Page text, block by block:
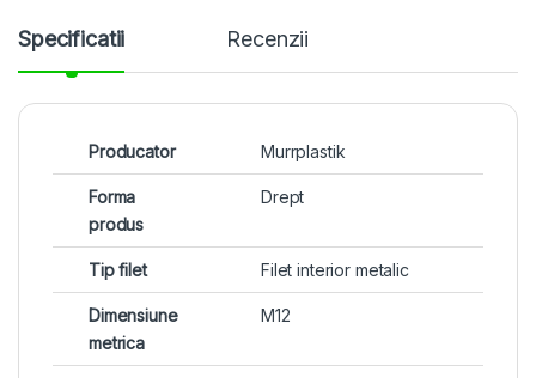
Specificatii Recenzii
Producator Murrplastik
Forma
produs
Drept
Tip filet Filet interior metalic
Dimensiune
metrica
M12